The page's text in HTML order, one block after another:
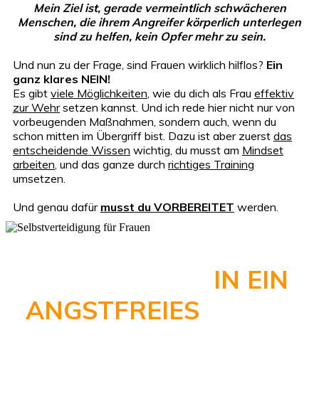
Mein Ziel ist, gerade vermeintlich schwächeren
Menschen, die ihrem Angreifer körperlich unterlegen
sind zu helfen, kein Opfer mehr zu sein.
Und nun zu der Frage, sind Frauen wirklich hilflos? Ein
ganz klares NEIN!
Es gibt viele Möglichkeiten, wie du dich als Frau effektiv
zur Wehrsetzen kannst. Und ich rede hier nicht nur von
vorbeugenden Maßnahmen, sondern auch, wenn du
schon mitten im Übergriff bist. Dazu ist aber zuerst das
entscheidende Wissen wichtig, du musst am Mindset
arbeiten, und das ganze durch richtiges Training
umsetzen.
Und genau dafür musst du VORBEREITET werden.
IN EIN
ANGSTFREIES